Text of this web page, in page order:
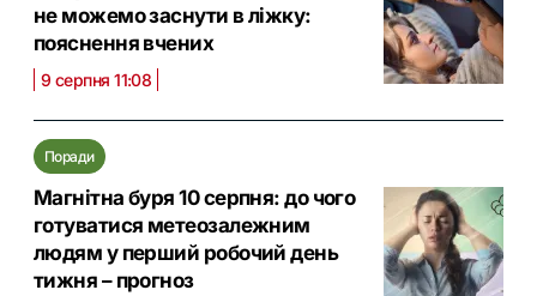
не можемо заснути в ліжку:
пояснення вчених
9 серпня 11:08
Поради
Магнітна буря 10 серпня: до чого
готуватися метеозалежним
людям у перший робочий день
тижня – прогноз